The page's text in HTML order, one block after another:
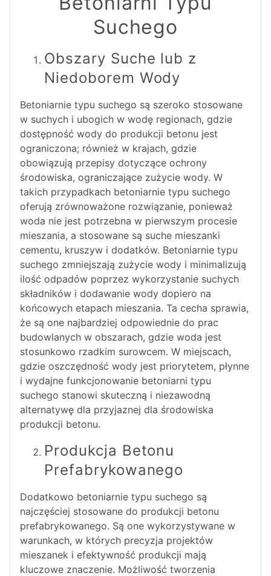
Suchego
Obszary Suche lub z
Niedoborem Wody
Betoniarnie typu suchego są szeroko stosowane
w suchych i ubogich w wodę regionach, gdzie
dostępność wody do produkcji betonu jest
ograniczona; również w krajach, gdzie
obowiązują przepisy dotyczące ochrony
środowiska, ograniczające zużycie wody. W
takich przypadkach betoniarnie typu suchego
oferują zrównoważone rozwiązanie, ponieważ
woda nie jest potrzebna w pierwszym procesie
mieszania, a stosowane są suche mieszanki
cementu, kruszyw i dodatków. Betoniarnie typu
suchego zmniejszają zużycie wody i minimalizują
ilość odpadów poprzez wykorzystanie suchych
składników i dodawanie wody dopiero na
końcowych etapach mieszania. Ta cecha sprawia,
że są one najbardziej odpowiednie do prac
budowlanych w obszarach, gdzie woda jest
stosunkowo rzadkim surowcem. W miejscach,
gdzie oszczędność wody jest priorytetem, płynne
i wydajne funkcjonowanie betoniarni typu
suchego stanowi skuteczną i niezawodną
alternatywę dla przyjaznej dla środowiska
produkcji betonu.
Produkcja Betonu
Prefabrykowanego
Dodatkowo betoniarnie typu suchego są
najczęściej stosowane do produkcji betonu
prefabrykowanego. Są one wykorzystywane w
warunkach, w których precyzja projektów
mieszanek i efektywność produkcji mają
kluczowe znaczenie. Możliwość tworzenia